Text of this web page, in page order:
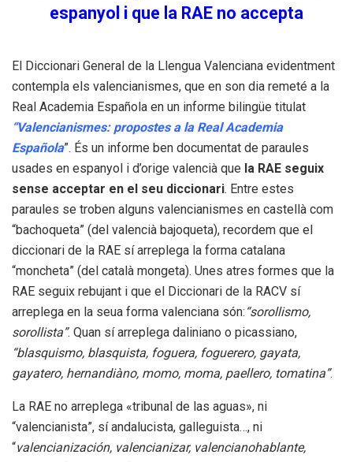
espanyol i que la RAE no accepta
El Diccionari General de la Llengua Valenciana evidentment
contempla els valencianismes, que en son dia remeté a la
Real Academia Española en un informe bilingüe titulat
“Valencianismes: propostes a la Real Academia
Española”. És un informe ben documentat de paraules
usades en espanyol i d’orige valencià que la RAE seguix
sense acceptar en el seu diccionari. Entre estes
paraules se troben alguns valencianismes en castellà com
“bachoqueta” (del valencià bajoqueta), recordem que el
diccionari de la RAE sí arreplega la forma catalana
“moncheta” (del català mongeta). Unes atres formes que la
RAE seguix rebujant i que el Diccionari de la RACV sí
arreplega en la seua forma valenciana són: “sorollismo,
sorollista”. Quan sí arreplega daliniano o picassiano,
“blasquismo, blasquista, foguera, foguerero, gayata,
gayatero, hernandiàno, momo, moma, paellero, tomatina”.
La RAE no arreplega «tribunal de las aguas», ni
“valencianista”, síandalucista, galleguista…, ni
“valencianización, valencianizar, valencianohablante,